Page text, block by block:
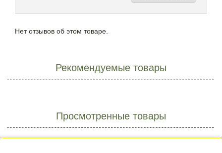
Нет отзывов об этом товаре.
Рекомендуемые товары
Просмотренные товары